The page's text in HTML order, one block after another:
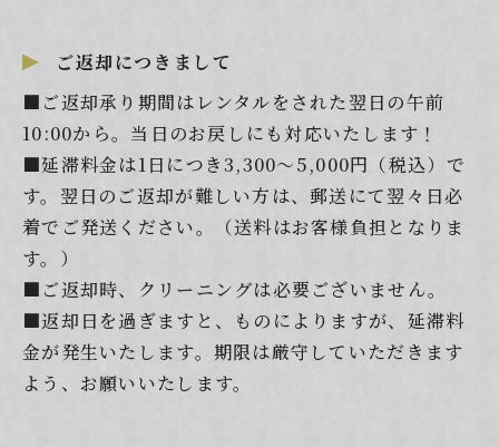
ご返却につきまして
■ご返却承り期間はレンタルをされた翌日の午前
10:00から。当日のお戻しにも対応いたします！
■延滞料金は1日につき3,300～5,000円（税込）で
す。翌日のご返却が難しい方は、郵送にて翌々日必
着でご発送ください。（送料はお客様負担となりま
す。）
■ご返却時、クリーニングは必要ございません。
■返却日を過ぎますと、ものによりますが、延滞料
金が発生いたします。期限は厳守していただきます
よう、お願いいたします。